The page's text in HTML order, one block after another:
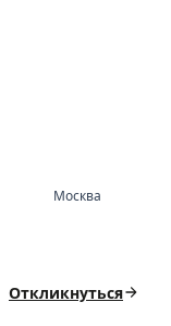
Москва
Откликнуться